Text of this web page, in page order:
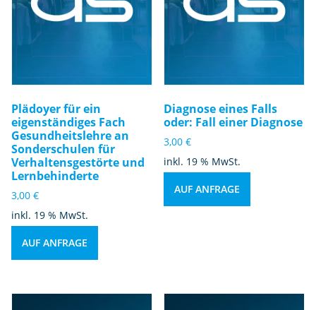
Plädoyer für ein
eigenständiges Fach
Gesundheitslehre an
Sonderschulen für
Verhaltensgestörte und
Lernbehinderte
3,00 €
inkl. 19 % MwSt.
AUF ANFRAGE
Diagnose eines Falls
oder: Fall einer Diagnose
3,00€
inkl. 19 % MwSt.
AUF ANFRAGE